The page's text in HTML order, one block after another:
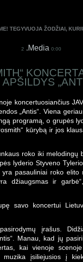
TEGYVUOJA ŽODŽIAI,
2 .Media 0:00
koncertuosiančius
„Antis“. Viena
programą, o grupės
kūrybą ir jos
roko iki melodingų
lyderio Styveno
yra pasauliniai roko elito
džiaugsmas ir
savo koncertui
įrašus.
Manau, kad jų
kai vienoje
įsiliejusios į